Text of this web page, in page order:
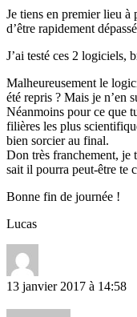
Je tiens en premier lieu à
d’être rapidement
J’ai testé ces 2 logiciels,
Malheureusement le
été repris ? Mais je n’en
Néanmoins pour ce que
filières les plus
bien sorcier au final.
Don très franchement, je
sait il pourra peut-être te
Bonne fin de journée !
Lucas
13 janvier 2017 à 14:58